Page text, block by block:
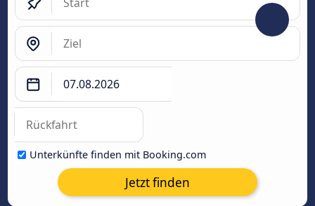
Unterkünfte finden mit Booking.com
Jetzt finden